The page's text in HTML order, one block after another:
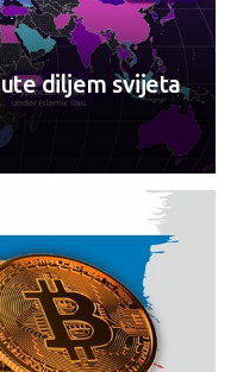
diljem svijeta